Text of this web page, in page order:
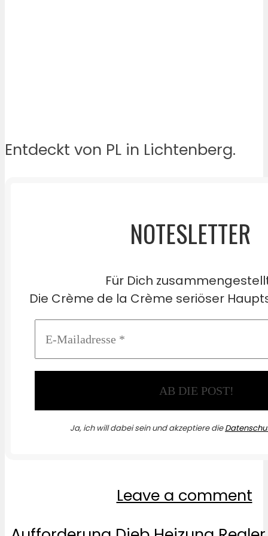
Entdeckt von PL in Lichtenberg.
NOTESLETTER
Für Dich
Die Crème de la Crème seriöser
Ja, ich will dabei sein und akzeptiere die
Leave a comment